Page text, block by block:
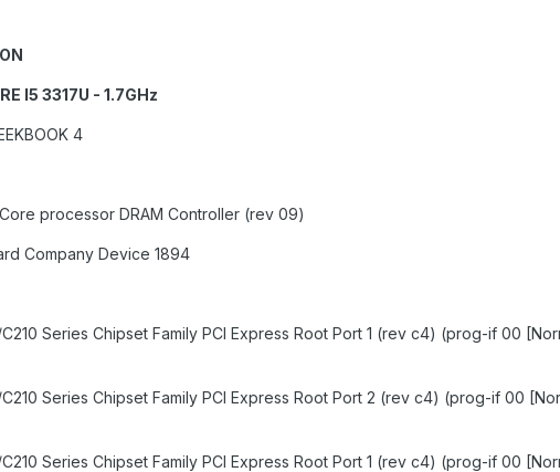
I5 3317U - 1.7GHz
4
processor DRAM Controller (rev 09)
Company Device 1894
Series Chipset Family PCI Express Root Port 1 (rev c4) (prog-if 00
Series Chipset Family PCI Express Root Port 2 (rev c4) (prog-if 00
Series Chipset Family PCI Express Root Port 1 (rev c4) (prog-if 00